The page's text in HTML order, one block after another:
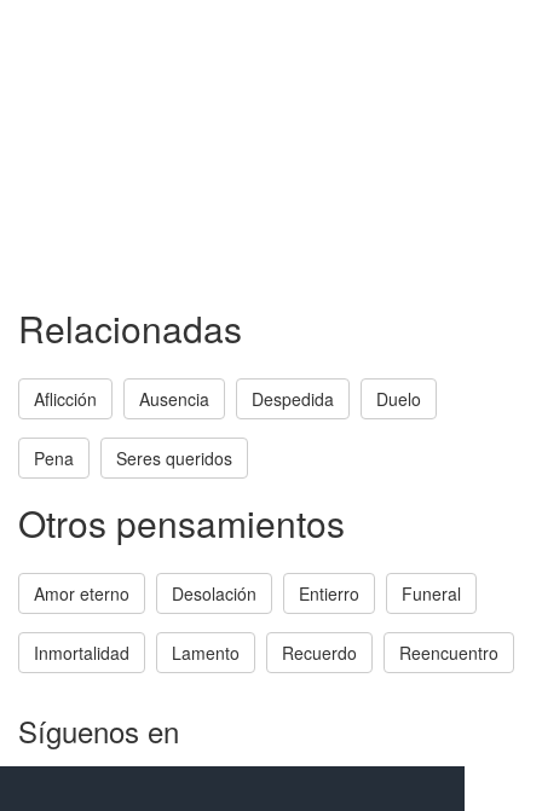
Relacionadas
Aflicción Ausencia Despedida Duelo
Pena Seres queridos
Otros pensamientos
Amor eterno Desolación Entierro Funeral
Inmortalidad Lamento Recuerdo Reencuentro
Síguenos en